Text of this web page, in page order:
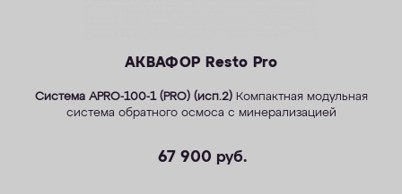
АКВАФОР Resto Pro
Система APRO-100-1 (PRO) (исп.2) Компактная модульная
система обратного осмоса с минерализацией
67 900 руб.